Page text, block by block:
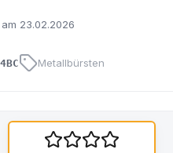
23.02.2026
Metallbürsten